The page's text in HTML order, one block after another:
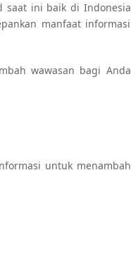
saat ini baik di Indonesia
manfaat informasi
wawasan bagi Anda
untuk menambah